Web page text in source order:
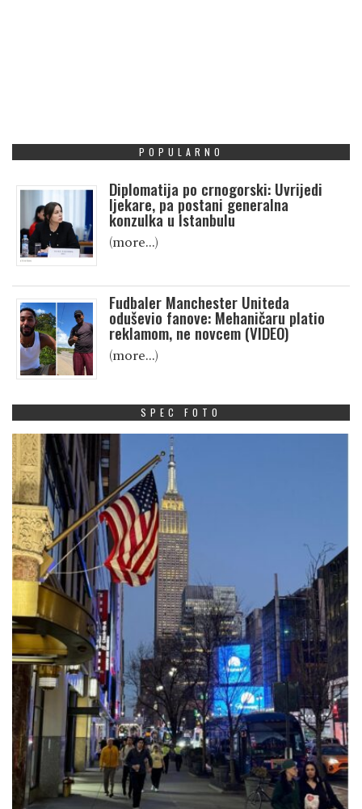
POPULARNO
Diplomatija po crnogorski: Uvrijedi
ljekare, pa postani generalna
konzulka u Istanbulu
(more…)
Fudbaler Manchester Uniteda
oduševio fanove: Mehaničaru platio
reklamom, ne novcem (VIDEO)
(more…)
SPEC FOTO